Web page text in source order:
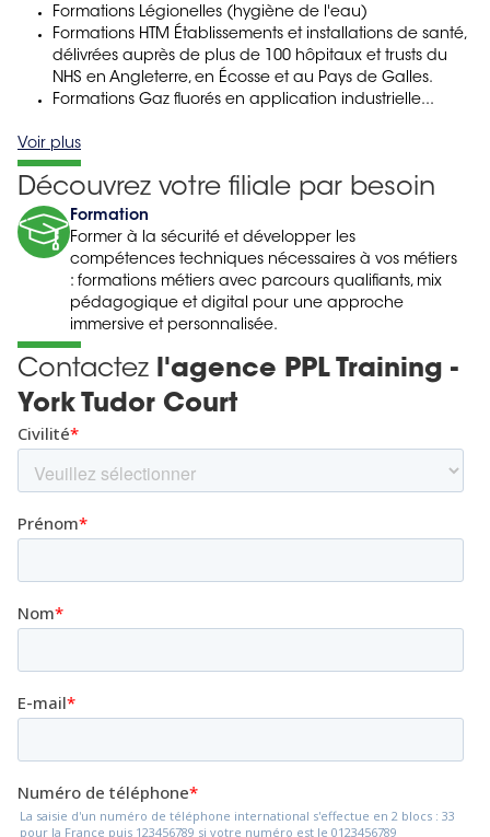
Formations Légionelles (hygiène de l'eau)
Formations HTM Établissements et installations de santé,
délivrées auprès de plus de 100 hôpitaux et trusts du
NHS en Angleterre, en Écosse et au Pays de Galles.
Formations Gaz fluorés en application industrielle...
Voir plus
Découvrez votre filiale par besoin
Formation
Former à la sécurité et développer les
compétences techniques nécessaires à vos métiers
: formations métiers avec parcours qualifiants, mix
pédagogique et digital pour une approche
immersive et personnalisée.
Contactez l'agence PPL Training -
York Tudor Court